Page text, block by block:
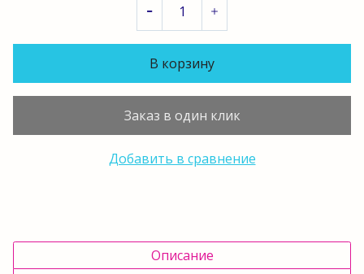
В корзину
Заказ в один клик
Добавить в сравнение
Описание